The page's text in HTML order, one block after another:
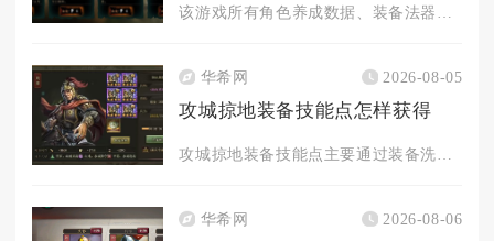
华希网 2026-08-05
攻城掠地装备技能点怎样获得
华希网 2026-08-06